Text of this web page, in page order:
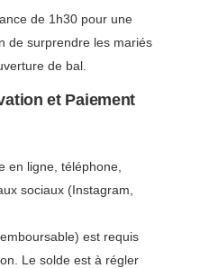
de 1h30 pour une
de surprendre les mariés
de bal.
et Paiement
en ligne, téléphone,
sociaux (Instagram,
est requis
Le solde est à régler